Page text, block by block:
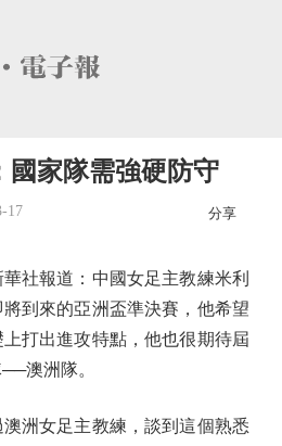
國家隊需強硬防守
17 分享
報道：中國女足主教練米利
到來的亞洲盃準決賽，他希望
打出進攻特點，他也很期待屆
澳洲隊。
女足主教練，談到這個熟悉